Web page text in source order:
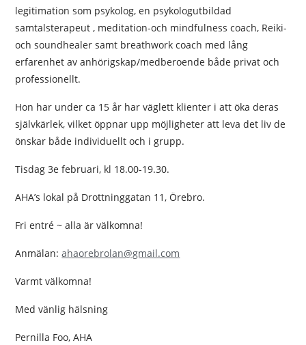
legitimation som psykolog, en psykologutbildad
samtalsterapeut , meditation-och mindfulness coach, Reiki-
och soundhealer samt breathwork coach med lång
erfarenhet av anhörigskap/medberoende både privat och
professionellt.
Hon har under ca 15 år har väglett klienter i att öka deras
självkärlek, vilket öppnar upp möjligheter att leva det liv de
önskar både individuellt och i grupp.
Tisdag 3e februari, kl 18.00-19.30.
AHA’s lokal på Drottninggatan 11, Örebro.
Fri entré ~ alla är välkomna!
Anmälan:ahaorebrolan@gmail.com
Varmt välkomna!
Med vänlig hälsning
Pernilla Foo, AHA